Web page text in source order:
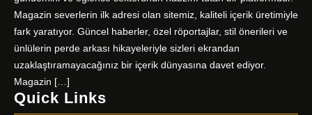
Magazin severlerin ilk adresi olan sitemiz, kaliteli içerik üretimiyle
fark yaratıyor. Güncel haberler, özel röportajlar, stil önerileri ve
ünlülerin perde arkası hikayeleriyle sizleri ekrandan
uzaklaştıramayacağınız bir içerik dünyasına davet ediyor.
Magazin […]
Quick Links